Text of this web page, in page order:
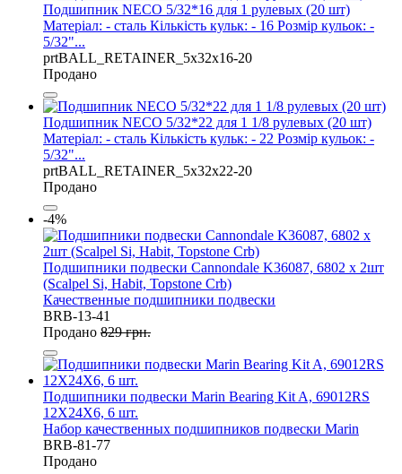
Подшипник NECO 5/32*16 для 1 рулевых (20 шт)
Матеріал: - сталь Кількість кульк: - 16 Розмір кульок: -
5/32"...
prtBALL_RETAINER_5x32x16-20
Продано
Подшипник NECO 5/32*22 для 1 1/8 рулевых (20 шт)
Матеріал: - сталь Кількість кульк: - 22 Розмір кульок: -
5/32"...
prtBALL_RETAINER_5x32x22-20
Продано
-4%
Подшипники подвески Cannondale K36087, 6802 x 2шт
(Scalpel Si, Habit, Topstone Crb)
Качественные подшипники подвески
BRB-13-41
Продано 829 грн.
Подшипники подвески Marin Bearing Kit A, 69012RS
12X24X6, 6 шт.
Набор качественных подшипников подвески Marin
BRB-81-77
Продано